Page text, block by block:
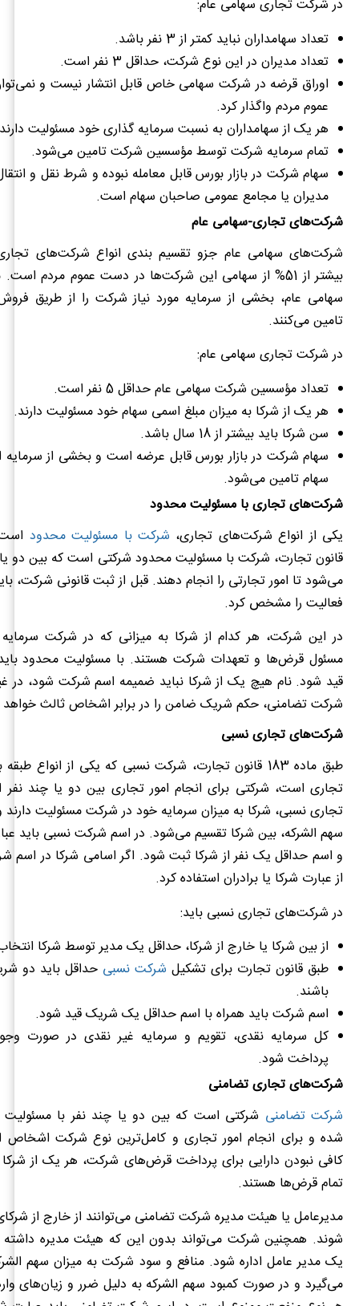
در شرکت تجاری سهامی عام:
تعداد سهامداران نباید کمتر از 3 نفر باشد.
تعداد مدیران در این نوع شرکت، حداقل 3 نفر است.
اوراق قرضه در شرکت سهامی خاص قابل انتشار نیست و
عموم مردم واگذار کرد.
هر یک از سهامداران به نسبت سرمایه گذاری خود مسئولیت
تمام سرمایه شرکت توسط مؤسسین شرکت تامین می‌شود.
سهام شرکت در بازار بورس قابل معامله نبوده و شرط نقل و
مدیران یا مجامع عمومی صاحبان سهام است.
شرکت‌های تجاری-سهامی عام
شرکت‌های سهامی عام جزو تقسیم بندی انواع شرکت‌های
بیشتر از 51% از سهامی این شرکت‌ها در دست عموم مردم
سهامی عام، بخشی از سرمایه مورد نیاز شرکت را از طریق
تامین می‌کنند.
در شرکت تجاری سهامی عام:
تعداد مؤسسین شرکت سهامی عام حداقل 5 نفر است.
هر یک از شرکا به میزان مبلغ اسمی سهام خود مسئولیت دارند.
سن شرکا باید بیشتر از 18 سال باشد.
سهام شرکت در بازار بورس قابل عرضه است و بخشی از سرمایه
سهام تامین می‌شود.
شرکت‌های تجاری با مسئولیت محدود
یکی از انواع شرکت‌های تجاری، شرکت با مسئولیت محدود
قانون تجارت، شرکت با مسئولیت محدود شرکتی است که بین دو
می‌شود تا امور تجارتی را انجام دهند. قبل از ثبت قانونی شرکت،
فعالیت را مشخص کرد.
در این شرکت، هر کدام از شرکا به میزانی که در شرکت سرمایه
مسئول قرض‌ها و تعهدات شرکت هستند. با مسئولیت محدود
قید شود. نام هیچ یک از شرکا نباید ضمیمه اسم شرکت شود، در
شرکت تضامنی، حکم شریک ضامن را در برابر اشخاص ثالث
شرکت‌های تجاری نسبی
طبق ماده 183 قانون تجارت، شرکت نسبی که یکی از انواع
تجاری است، شرکتی برای انجام امور تجاری بین دو یا چند
تجاری نسبی، شرکا به میزان سرمایه خود در شرکت مسئولیت دارند
سهم الشرکه، بین شرکا تقسیم می‌شود. در اسم شرکت نسبی باید
و اسم حداقل یک نفر از شرکا ثبت شود. اگر اسامی شرکا در اسم
از عبارت شرکا یا برادران استفاده کرد.
در شرکت‌های تجاری نسبی باید:
از بین شرکا یا خارج از شرکا، حداقل یک مدیر توسط شرکا
طبق قانون تجارت برای تشکیل شرکت نسبی حداقل باید دو
باشند.
اسم شرکت باید همراه با اسم حداقل یک شریک قید شود.
کل سرمایه نقدی، تقویم و سرمایه غیر نقدی در صورت
پرداخت شود.
شرکت‌های تجاری تضامنی
شرکت تضامنی شرکتی است که بین دو یا چند نفر با
شده و برای انجام امور تجاری و کامل‌ترین نوع شرکت
کافی نبودن دارایی برای پرداخت قرض‌های شرکت، هر یک از
تمام قرض‌ها هستند.
مدیرعامل یا هیئت مدیره شرکت تضامنی می‌توانند از خارج از
شوند. همچنین شرکت می‌تواند بدون این که هیئت مدیره داشته
یک مدیر عامل اداره شود. منافع و سود شرکت به میزان سهم
می‌گیرد و در صورت کمبود سهم الشرکه به دلیل ضرر و زیان‌های